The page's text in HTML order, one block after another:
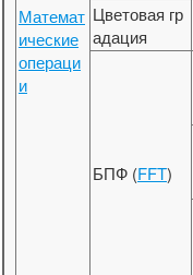
Математ
ические
операци
и
Цветовая гр
адация
БПФ (FFT)